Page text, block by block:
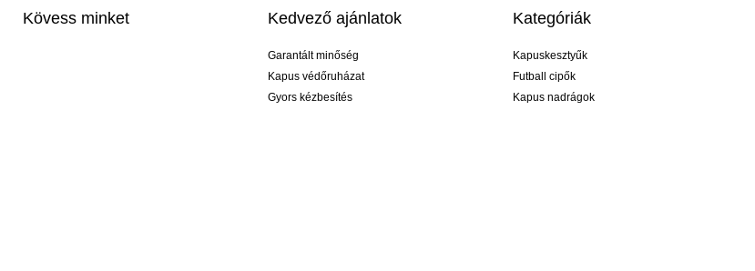
Kövess minket Kedvező ajánlatok
Garantált minőség
Kapus védőruházat
Gyors kézbesítés
Kategóriák
Kapuskesztyűk
Futball cipők
Kapus nadrágok